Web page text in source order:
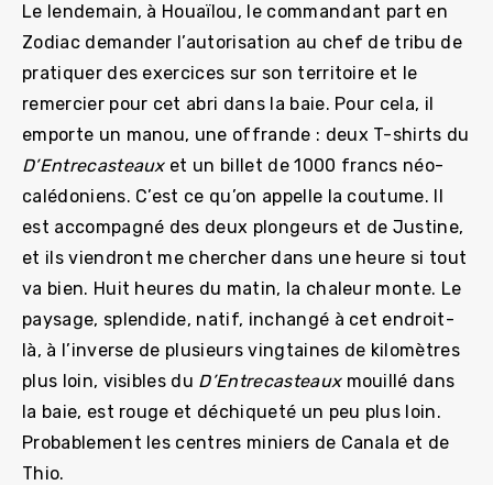
Le lendemain, à Houaïlou, le commandant part en
Zodiac demander l’autorisation au chef de tribu de
pratiquer des exercices sur son territoire et le
remercier pour cet abri dans la baie. Pour cela, il
emporte un manou, une offrande : deux T-shirts du
D’Entrecasteauxet un billet de 1000 francs néo-
calédoniens. C’est ce qu’on appelle la coutume. Il
est accompagné des deux plongeurs et de Justine,
et ils viendront me chercher dans une heure si tout
va bien. Huit heures du matin, la chaleur monte. Le
paysage, splendide, natif, inchangé à cet endroit-
là, à l’inverse de plusieurs vingtaines de kilomètres
plus loin, visibles du D’Entrecasteaux mouillé dans
la baie, est rouge et déchiqueté un peu plus loin.
Probablement les centres miniers de Canala et de
Thio.